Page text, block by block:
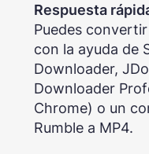
Respuesta
Puedes
con la ayuda de
Downloader,
Downloader
Chrome) o un
Rumble a MP4.